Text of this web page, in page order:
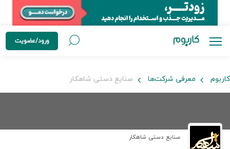
ورود/عضویت
کاربوم معرفی شرکت‌ها صنایع دستی شاهکار
صنایع دستی شاهکار